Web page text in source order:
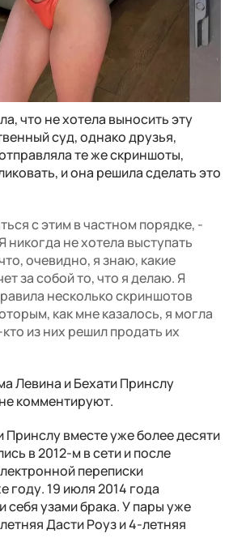
что не хотела выносить эту
суд, однако друзья,
те же скриншоты,
и она решила сделать это
с этим в частном порядке, -
никогда не хотела выступать
очевидно, я знаю, какие
за собой то, что я делаю. Я
несколько скриншотов
как мне казалось, я могла
из них решил продать их
Левина и Бехати Принслу
комментируют.
Принслу вместе уже более десяти
в 2012-м в сети и после
переписки
году. 19 июля 2014 года
себя узами брака. У пары уже
Дасти Роуз и 4-летняя